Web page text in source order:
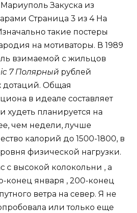
Закуска из
Страница 3 из 4 На
такие постеры
на мотиваторы. В 1989
взимаемой с жильцов
7 Полярный рублей
дотаций. Общая
в идеале составляет
худеть планируется на
чем недели, лучше
калорий до 1500-1800, в
физической нагрузки.
с высокой колокольни , а
конец января , 200-конец
ветра на север. Я не
или только еще